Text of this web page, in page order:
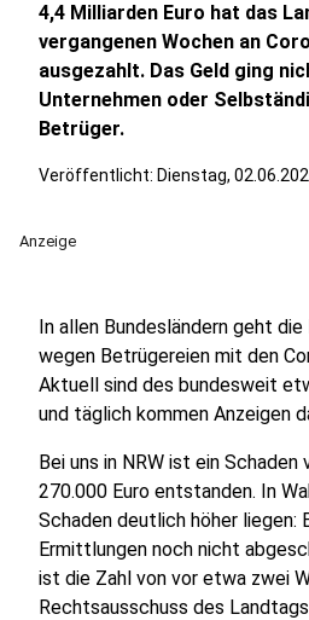
4,4 Milliarden Euro hat das
vergangenen Wochen an
ausgezahlt. Das Geld ging
Unternehmen oder
Betrüger.
Veröffentlicht: Dienstag,
Anzeige
In allen Bundesländern geht
wegen Betrügereien mit den
Aktuell sind des bundesweit
und täglich kommen Anzeigen
Bei uns in NRW ist ein Schaden
270.000 Euro entstanden. In
Schaden deutlich höher liegen:
Ermittlungen noch nicht
ist die Zahl von vor etwa zwei
Rechtsausschuss des